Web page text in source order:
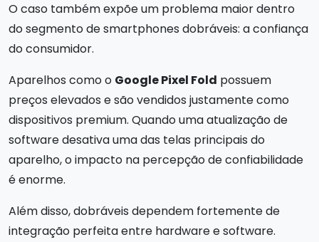
O caso também expõe um problema maior dentro
do segmento de smartphones dobráveis: a confiança
do consumidor.
Aparelhos como o Google Pixel Fold possuem
preços elevados e são vendidos justamente como
dispositivos premium. Quando uma atualização de
software desativa uma das telas principais do
aparelho, o impacto na percepção de confiabilidade
é enorme.
Além disso, dobráveis dependem fortemente de
integração perfeita entre hardware e software.